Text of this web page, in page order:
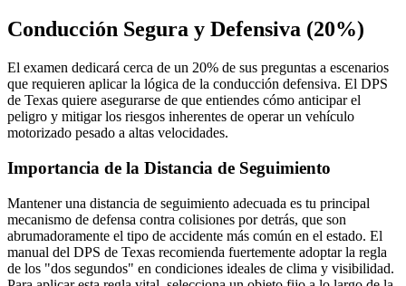
Conducción Segura y Defensiva (20%)
El examen dedicará cerca de un 20% de sus preguntas a escenarios
que requieren aplicar la lógica de la conducción defensiva. El DPS
de Texas quiere asegurarse de que entiendes cómo anticipar el
peligro y mitigar los riesgos inherentes de operar un vehículo
motorizado pesado a altas velocidades.
Importancia de la Distancia de Seguimiento
Mantener una distancia de seguimiento adecuada es tu principal
mecanismo de defensa contra colisiones por detrás, que son
abrumadoramente el tipo de accidente más común en el estado. El
manual del DPS de Texas recomienda fuertemente adoptar la regla
de los "dos segundos" en condiciones ideales de clima y visibilidad.